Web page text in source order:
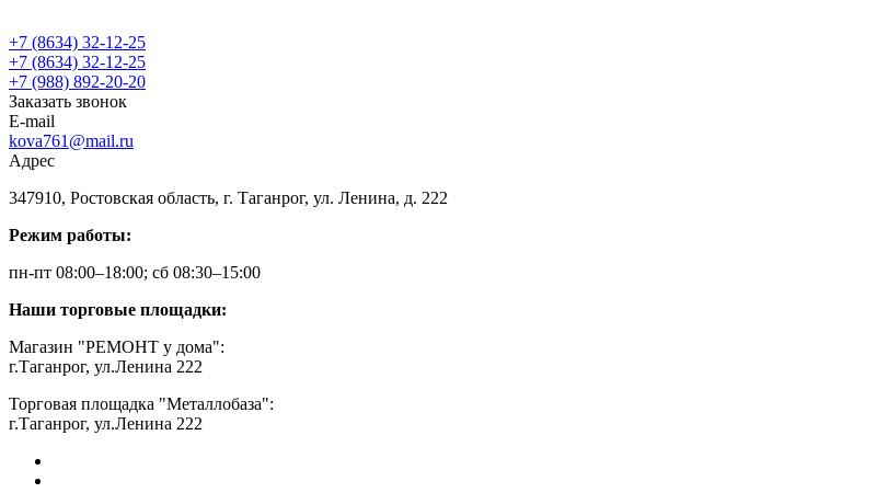
+7 (8634) 32-12-25
+7 (8634) 32-12-25
+7 (988) 892-20-20
Заказать звонок
E-mail
kova761@mail.ru
Адрес
347910, Ростовская область, г. Таганрог, ул. Ленина, д. 222
Режим работы:
пн-пт 08:00–18:00; сб 08:30–15:00
Наши торговые площадки:
Магазин "РЕМОНТ у дома":
г.Таганрог, ул.Ленина 222
Торговая площадка "Металлобаза":
г.Таганрог, ул.Ленина 222